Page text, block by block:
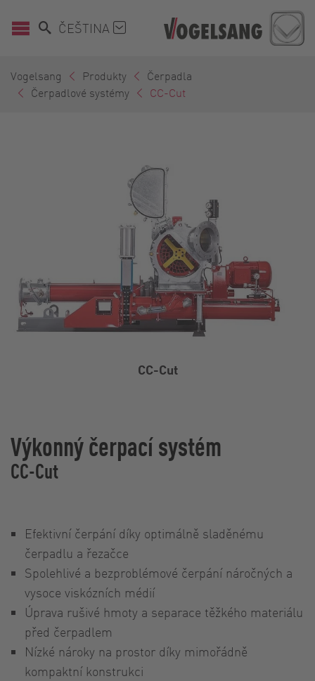
ČEŠTINA
Vogelsang Produkty
Čerpadla
Čerpadlové systémy
CC-Cut
CC-Cut
Výkonný čerpací systém
CC-Cut
Efektivní čerpání díky optimálně sladěnému
čerpadlu a řezačce
Spolehlivé a bezproblémové čerpání náročných a
vysoce viskózních médií
Úprava rušivé hmoty a separace těžkého materiálu
před čerpadlem
Nízké nároky na prostor díky mimořádně
kompaktní konstrukci